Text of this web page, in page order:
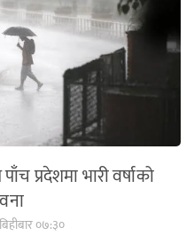
प्रदेशमा भारी वर्षाको
०७:३०